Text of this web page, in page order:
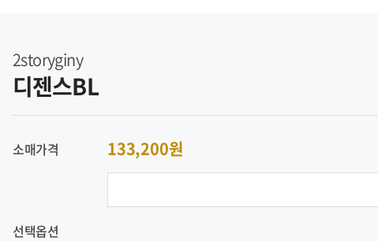
2storyginy
디젠스BL
소매가격 133,200원
선택옵션